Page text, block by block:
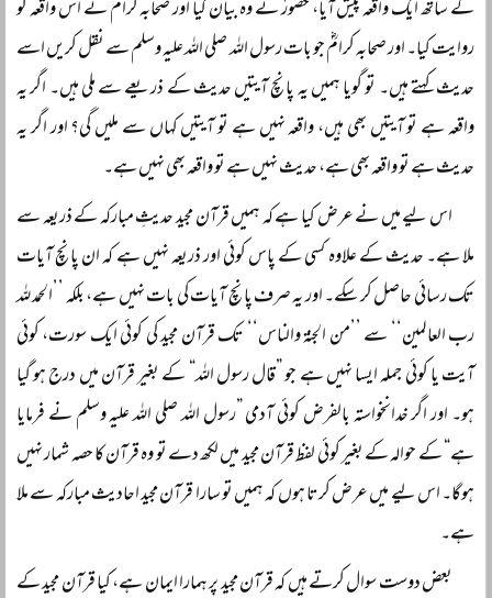
کے ساتھ ایک واقعہ پیش آیا، حضورؐ نے وہ بیان کیا اور صحابہ کرامؓ نے اس واقعہ کو
روایت کیا۔ اور صحابہ کرامؓ جو بات رسول اللہ صلی اللہ علیہ وسلم سے نقل کریں اسے
حدیث کہتے ہیں۔ تو گویا ہمیں یہ پانچ آیتیں حدیث کے ذریعے سے ملی ہیں۔ اگر یہ
واقعہ ہے تو آیتیں بھی ہیں، واقعہ نہیں ہے تو آیتیں کہاں سے ملیں گی؟ اور اگر یہ
حدیث ہے تو واقعہ بھی ہے، حدیث نہیں ہے تو واقعہ بھی نہیں ہے۔
اس لیے میں نے عرض کیا ہے کہ ہمیں قرآن مجید حدیثِ مبارکہ کے ذریعہ سے
ملا ہے۔ حدیث کے علاوہ کسی کے پاس کوئی اور ذریعہ نہیں ہے کہ ان پانچ آیات
تک رسائی حاصل کر سکے۔ اور یہ صرف پانچ آیات کی بات نہیں ہے، بلکہ ’’الحمد للہ
رب العالمین‘‘ سے ’’من الجنۃ والناس‘‘ تک قرآن مجید کی کوئی ایک سورت، کوئی
آیت یا کوئی جملہ ایسا نہیں ہے جو ”قال رسول اللہ“ کے بغیر قرآن میں درج ہو گیا
ہو۔ اور اگر خدانخواستہ بالفرض کوئی آدمی ”رسول اللہ صلی اللہ علیہ وسلم نے فرمایا
ہے“ کے حوالہ کے بغیر کوئی لفظ قرآن مجید میں لکھ دے تو وہ قرآن کا حصہ شمار نہیں
ہوگا۔ اس لیے میں عرض کرتا ہوں کہ ہمیں تو سارا قرآن مجید احادیث مبارکہ سے ملا
ہے۔
بعض دوست سوال کرتے ہیں کہ قرآن مجید پر ہمارا ایمان ہے، کیا قرآن مجید کے